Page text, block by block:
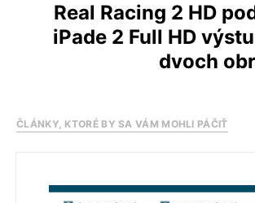
Real Racing 2 HD
iPade 2 Full HD
dvoch
ČLÁNKY, KTORÉ BY SA VÁM MOHLI PÁČIŤ